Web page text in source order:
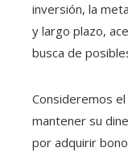
inversión, la
y largo plazo,
busca de
Consideremos
mantener su
por adquirir